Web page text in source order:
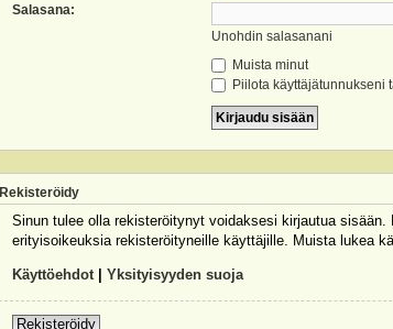
Salasana:
Unohdin salasanani
Muista minut
Piilota käyttäjätunnukseni
Rekisteröidy
Sinun tulee olla rekisteröitynyt voidaksesi kirjautua
erityisoikeuksia rekisteröityneille käyttäjille. Muista lukea
Käyttöehdot| Yksityisyyden suoja
Rekisteröidy